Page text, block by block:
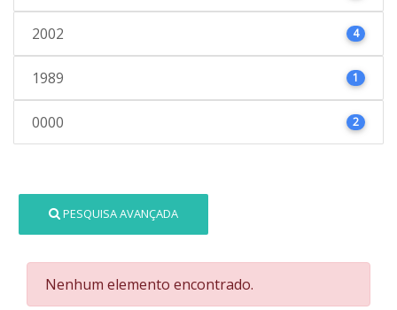
2002 4
1989 1
0000 2
PESQUISA AVANÇADA
Nenhum elemento encontrado.